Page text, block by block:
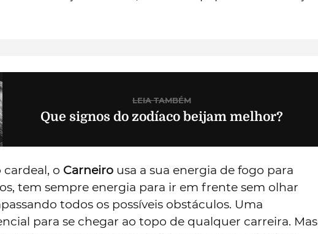
LEIA TAMBÉM
Que signos do zodíaco beijam melhor?
o Carneiro usa a sua energia de fogo para
tem sempre energia para ir em frente sem olhar
todos os possíveis obstáculos. Uma
para se chegar ao topo de qualquer carreira. Mas